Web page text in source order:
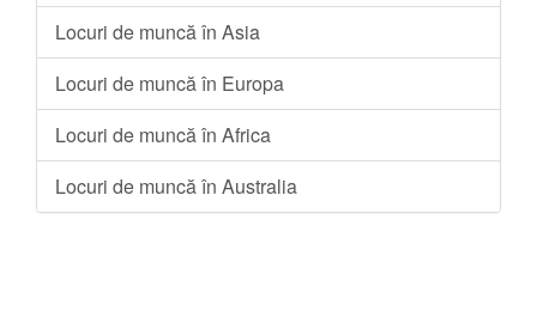
Locuri de muncă în Asia
Locuri de muncă în Europa
Locuri de muncă în Africa
Locuri de muncă în Australia